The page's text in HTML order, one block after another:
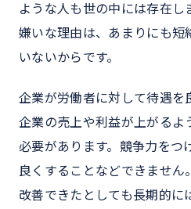
ような人も世の中には存在し
嫌いな理由は、あまりにも短
いないからです。
企業が労働者に対して待遇を
企業の売上や利益が上がるよ
必要があります。競争力をつ
良くすることなどできません
改善できたとしても長期的に